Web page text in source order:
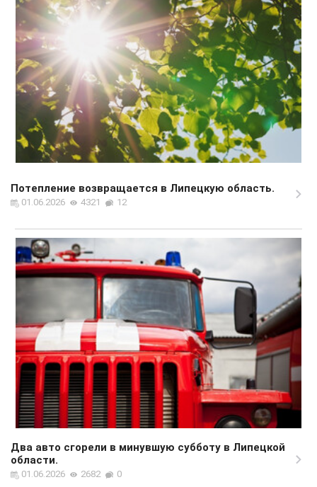
Потепление возвращается в Липецкую область.
01.06.2026 4321 12
Два авто сгорели в минувшую субботу в Липецкой
области.
01.06.2026 2682 0